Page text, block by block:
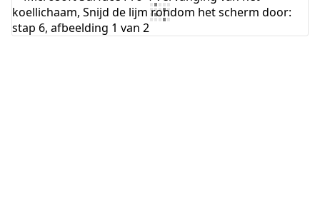
Voeg opmerking toe